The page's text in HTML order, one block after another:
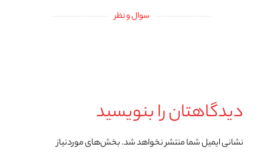
سوال و نظر
دیدگاهتان را بنویسید
نشانی ایمیل شما منتشر نخواهد شد.بخش‌های موردنیاز